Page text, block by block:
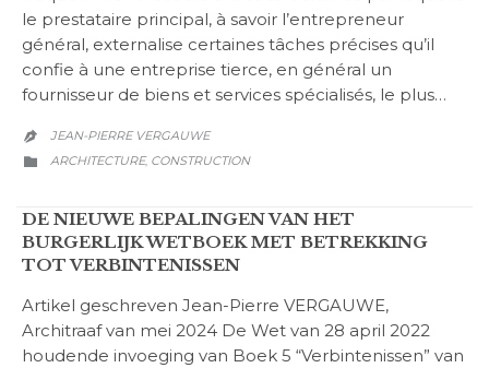
le prestataire principal, à savoir l’entrepreneur
général, externalise certaines tâches précises qu’il
confie à une entreprise tierce, en général un
fournisseur de biens et services spécialisés, le plus…
 JEAN-PIERRE VERGAUWE
 CATEGORY
ARCHITECTURE, CONSTRUCTION
DE NIEUWE BEPALINGEN VAN HET
BURGERLIJK WETBOEK MET BETREKKING
TOT VERBINTENISSEN
Artikel geschreven Jean-Pierre VERGAUWE,
Architraaf van mei 2024 De Wet van 28 april 2022
houdende invoeging van Boek 5 “Verbintenissen” van